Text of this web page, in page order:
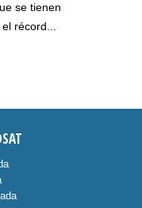
se tienen
récord...